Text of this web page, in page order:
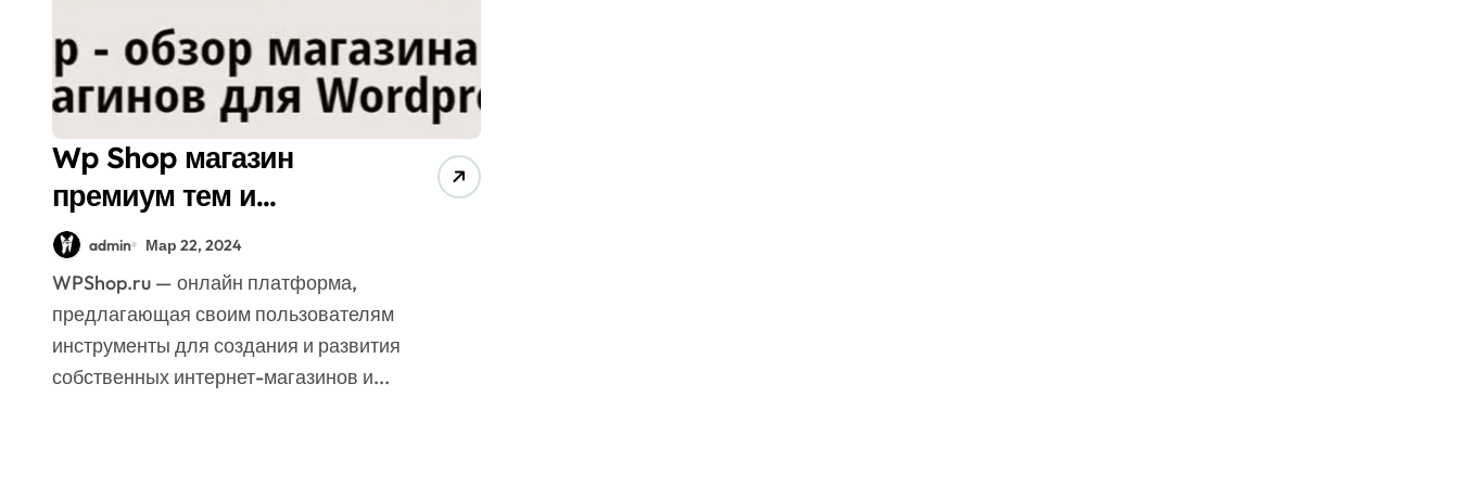
Wp Shop магазин
премиум тем и
плагинов для
wordpress
admin Мар 22, 2024
WPShop.ru — онлайн платформа,
предлагающая своим пользователям
инструменты для создания и развития
собственных интернет-магазинов и...